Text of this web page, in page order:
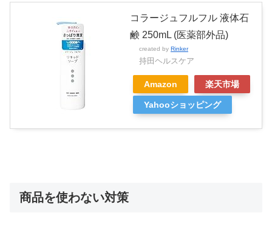
コラージュフルフル 液体石
鹸 250mL (医薬部外品)
created by Rinker
持田ヘルスケア
Amazon 楽天市場
Yahooショッピング
商品を使わない対策